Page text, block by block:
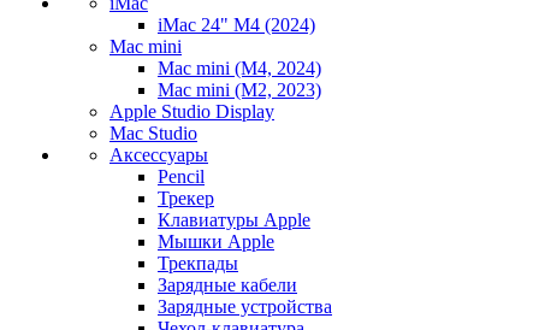
iMac 24" M4 (2024)
Mac mini
Mac mini (M4, 2024)
Mac mini (M2, 2023)
Apple Studio Display
Mac Studio
Аксессуары
Pencil
Трекер
Клавиатуры Apple
Мышки Apple
Трекпады
Зарядные кабели
Зарядные устройства